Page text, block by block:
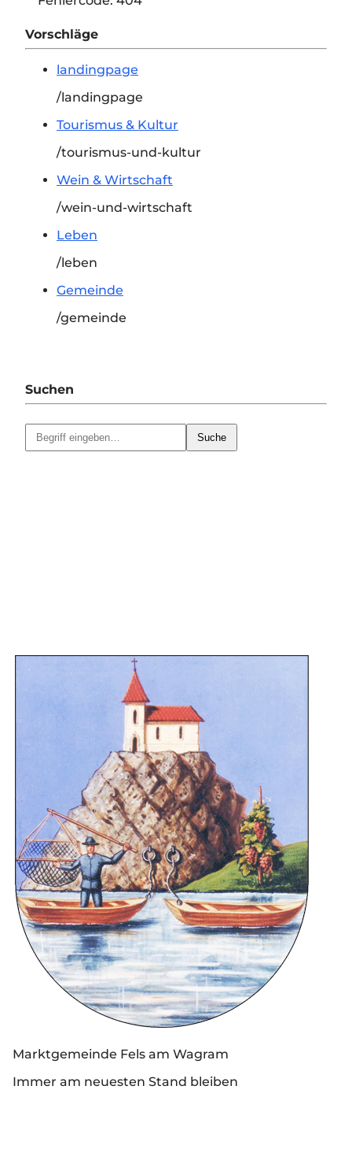
Vorschläge
landingpage
/landingpage
Tourismus & Kultur
/tourismus-und-kultur
Wein & Wirtschaft
/wein-und-wirtschaft
Leben
/leben
Gemeinde
/gemeinde
Suchen
Suche
Marktgemeinde Fels am Wagram
Immer am neuesten Stand bleiben